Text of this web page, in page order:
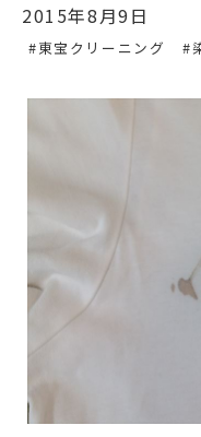
2015年8月9日
#東宝クリーニング #